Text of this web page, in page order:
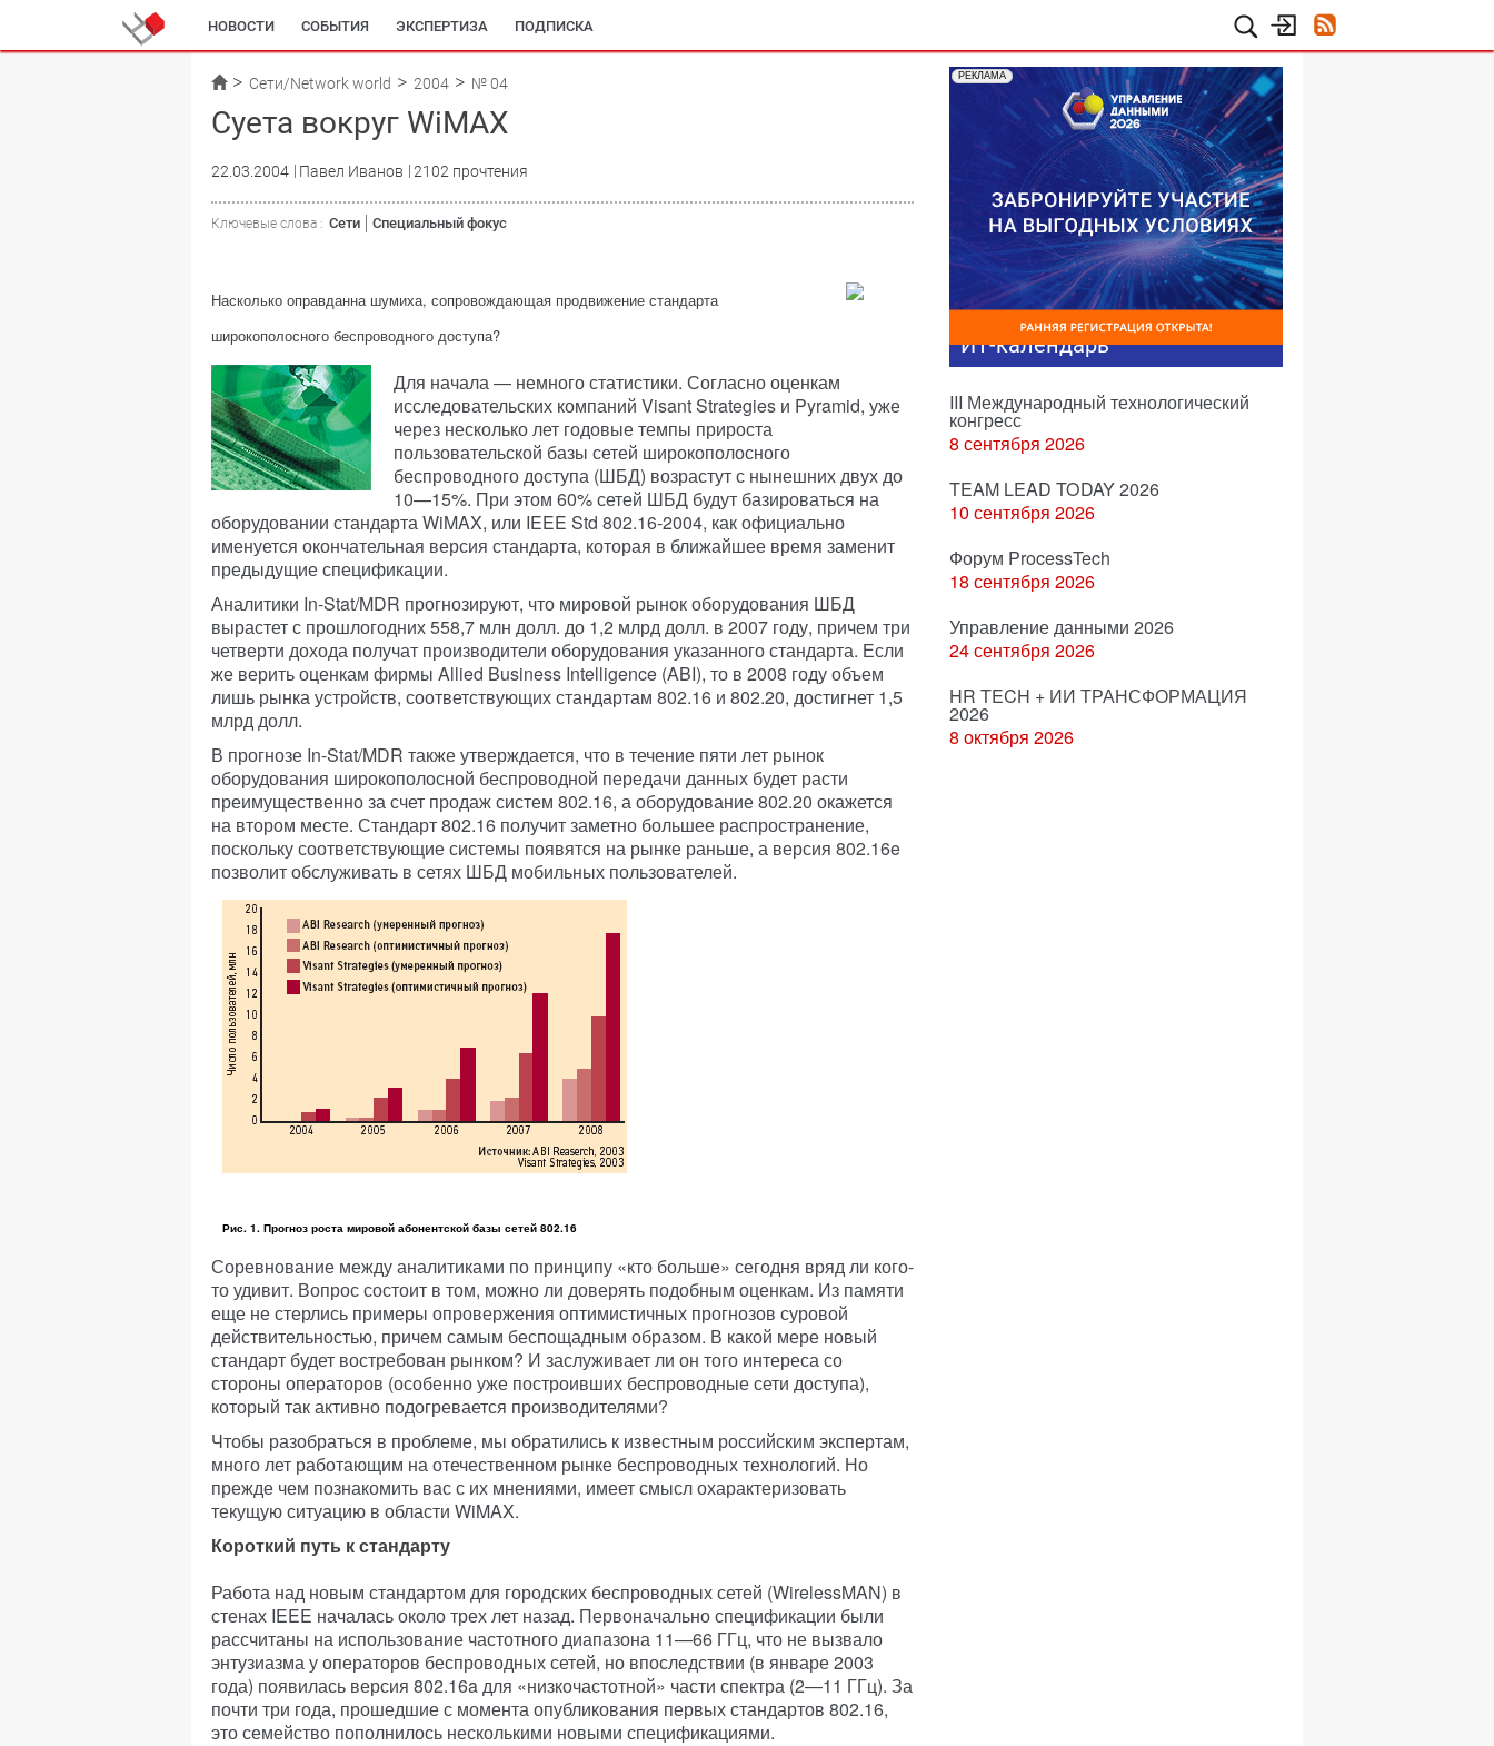
НОВОСТИ СОБЫТИЯ ЭКСПЕРТИЗА ПОДПИСКА
Сети/Network world 2004 № 04
Суета вокруг WiMAX
22.03.2004 Павел Иванов 2102 прочтения
Ключевые слова : Сети Специальный фокус
Насколько оправданна шумиха, сопровождающая продвижение стандарта
широкополосного беспроводного доступа?
Для начала — немного статистики. Согласно оценкам
исследовательских компаний Visant Strategies и Pyramid, уже
через несколько лет годовые темпы прироста
пользовательской базы сетей широкополосного
беспроводного доступа (ШБД) возрастут с нынешних двух до
10—15%. При этом 60% сетей ШБД будут базироваться на
оборудовании стандарта WiMAX, или IEEE Std 802.16-2004, как официально
именуется окончательная версия стандарта, которая в ближайшее время заменит
предыдущие спецификации.
Аналитики In-Stat/MDR прогнозируют, что мировой рынок оборудования ШБД
вырастет с прошлогодних 558,7 млн долл. до 1,2 млрд долл. в 2007 году, причем три
четверти дохода получат производители оборудования указанного стандарта. Если
же верить оценкам фирмы Allied Business Intelligence (ABI), то в 2008 году объем
лишь рынка устройств, соответствующих стандартам 802.16 и 802.20, достигнет 1,5
млрд долл.
В прогнозе In-Stat/MDR также утверждается, что в течение пяти лет рынок
оборудования широкополосной беспроводной передачи данных будет расти
преимущественно за счет продаж систем 802.16, а оборудование 802.20 окажется
на втором месте. Стандарт 802.16 получит заметно большее распространение,
поскольку соответствующие системы появятся на рынке раньше, а версия 802.16e
позволит обслуживать в сетях ШБД мобильных пользователей.
Рис. 1. Прогноз роста мировой абонентской базы сетей 802.16
Соревнование между аналитиками по принципу «кто больше» сегодня вряд ли кого-
то удивит. Вопрос состоит в том, можно ли доверять подобным оценкам. Из памяти
еще не стерлись примеры опровержения оптимистичных прогнозов суровой
действительностью, причем самым беспощадным образом. В какой мере новый
стандарт будет востребован рынком? И заслуживает ли он того интереса со
стороны операторов (особенно уже построивших беспроводные сети доступа),
который так активно подогревается производителями?
Чтобы разобраться в проблеме, мы обратились к известным российским экспертам,
много лет работающим на отечественном рынке беспроводных технологий. Но
прежде чем познакомить вас с их мнениями, имеет смысл охарактеризовать
текущую ситуацию в области WiMAX.
Короткий путь к стандарту
Работа над новым стандартом для городских беспроводных сетей (WirelessMAN) в
стенах IEEE началась около трех лет назад. Первоначально спецификации были
рассчитаны на использование частотного диапазона 11—66 ГГц, что не вызвало
энтузиазма у операторов беспроводных сетей, но впоследствии (в январе 2003
года) появилась версия 802.16a для «низкочастотной» части спектра (2—11 ГГц). За
почти три года, прошедшие с момента опубликования первых стандартов 802.16,
это семейство пополнилось несколькими новыми спецификациями.
РЕКЛАМА
ИТ-календарь
III Международный технологический
конгресс
8 сентября 2026
TEAM LEAD TODAY 2026
10 сентября 2026
Форум ProcessTech
18 сентября 2026
Управление данными 2026
24 сентября 2026
HR TECH + ИИ ТРАНСФОРМАЦИЯ
2026
8 октября 2026